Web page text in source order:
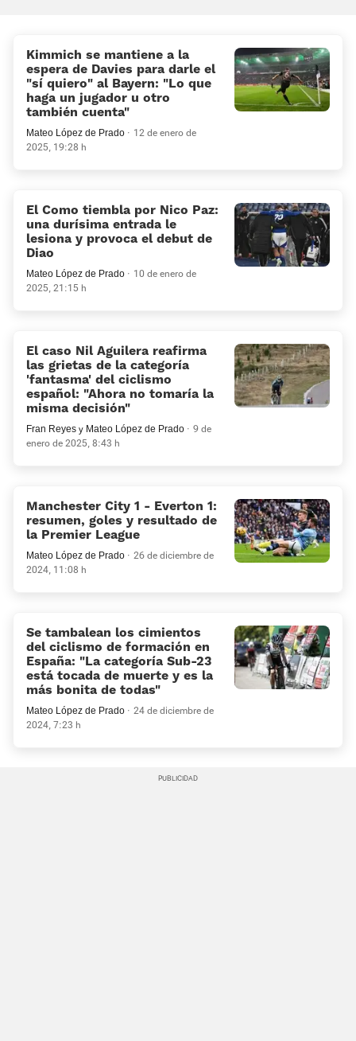
Kimmich se mantiene a la
espera de Davies para darle el
“sí quiero” al Bayern: “Lo que
haga un jugador u otro
también cuenta”
Mateo López de Prado
12 de enero de
2025, 19:28 h
El Como tiembla por Nico Paz:
una durísima entrada le
lesiona y provoca el debut de
Diao
Mateo López de Prado
10 de enero de
2025, 21:15 h
El caso Nil Aguilera reafirma
las grietas de la categoría
'fantasma' del ciclismo
español: “Ahora no tomaría la
misma decisión”
Fran Reyes y Mateo López de Prado
9 de
enero de 2025, 8:43 h
Manchester City 1 - Everton 1:
resumen, goles y resultado de
la Premier League
Mateo López de Prado
26 de diciembre de
2024, 11:08 h
Se tambalean los cimientos
del ciclismo de formación en
España: “La categoría Sub-23
está tocada de muerte y es la
más bonita de todas”
Mateo López de Prado
24 de diciembre de
2024, 7:23 h